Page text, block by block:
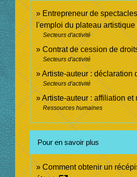
Entrepreneur de
l'emploi du plateau artistique
Secteurs d'activité
Contrat de cession de
Secteurs d'activité
Artiste-auteur : déclaration
Secteurs d'activité
Artiste-auteur : affiliation et
Ressources humaines
Pour en savoir plus
Comment obtenir un